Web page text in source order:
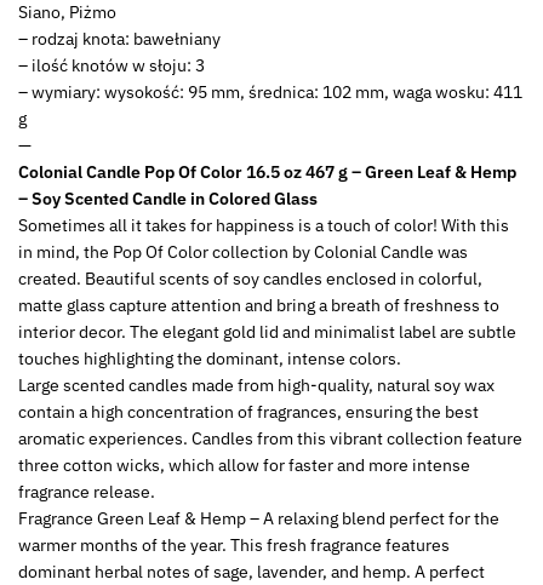
Siano, Piżmo
– rodzaj knota: bawełniany
– ilość knotów w słoju: 3
– wymiary: wysokość: 95 mm, średnica: 102 mm, waga wosku: 411
g
—
Colonial Candle Pop Of Color 16.5 oz 467 g – Green Leaf & Hemp
– Soy Scented Candle in Colored Glass
Sometimes all it takes for happiness is a touch of color! With this
in mind, the Pop Of Color collection by Colonial Candle was
created. Beautiful scents of soy candles enclosed in colorful,
matte glass capture attention and bring a breath of freshness to
interior decor. The elegant gold lid and minimalist label are subtle
touches highlighting the dominant, intense colors.
Large scented candles made from high-quality, natural soy wax
contain a high concentration of fragrances, ensuring the best
aromatic experiences. Candles from this vibrant collection feature
three cotton wicks, which allow for faster and more intense
fragrance release.
Fragrance Green Leaf & Hemp – A relaxing blend perfect for the
warmer months of the year. This fresh fragrance features
dominant herbal notes of sage, lavender, and hemp. A perfect